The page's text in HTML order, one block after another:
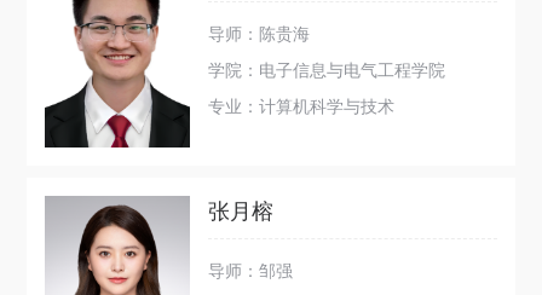
导师：陈贵海
学院：电子信息与电气工程学院
专业：计算机科学与技术
张月榕
导师：邹强